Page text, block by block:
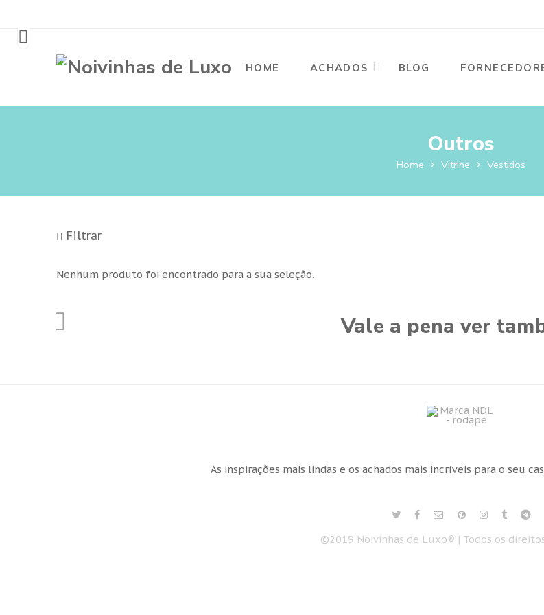
HOME ACHADOS BLOG
Outros
Home Vitrine Vestidos
Filtrar
Nenhum produto foi encontrado para a sua seleção.
Vale a pena ver
As inspirações mais lindas e os achados mais incríveis para o seu
©2019 Noivinhas de Luxo® | Todos os